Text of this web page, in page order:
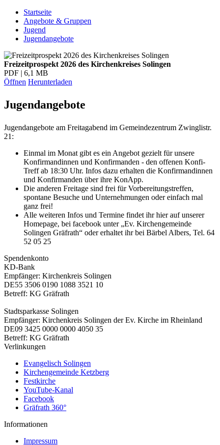
Startseite
Angebote & Gruppen
Jugend
Jugendangebote
Freizeitprospekt 2026 des Kirchenkreises Solingen
PDF | 6,1 MB
Öffnen Herunterladen
Jugendangebote
Jugendangebote am Freitagabend im Gemeindezentrum Zwinglistr.
21:
Einmal im Monat gibt es ein Angebot gezielt für unsere
Konfirmandinnen und Konfirmanden - den offenen Konfi-
Treff ab 18:30 Uhr. Infos dazu erhalten die Konfirmandinnen
und Konfirmanden über ihre KonApp.
Die anderen Freitage sind frei für Vorbereitungstreffen,
spontane Besuche und Unternehmungen oder einfach mal
ganz frei!
Alle weiteren Infos und Termine findet ihr hier auf unserer
Homepage, bei facebook unter „Ev. Kirchengemeinde
Solingen Gräfrath“ oder erhaltet ihr bei Bärbel Albers, Tel. 64
52 05 25
Spendenkonto
KD-Bank
Empfänger: Kirchenkreis Solingen
DE55 3506 0190 1088 3521 10
Betreff: KG Gräfrath
Stadtsparkasse Solingen
Empfänger: Kirchenkreis Solingen der Ev. Kirche im Rheinland
DE09 3425 0000 0000 4050 35
Betreff: KG Gräfrath
Verlinkungen
Evangelisch Solingen
Kirchengemeinde Ketzberg
Festkirche
YouTube-Kanal
Facebook
Gräfrath 360°
Informationen
Impressum